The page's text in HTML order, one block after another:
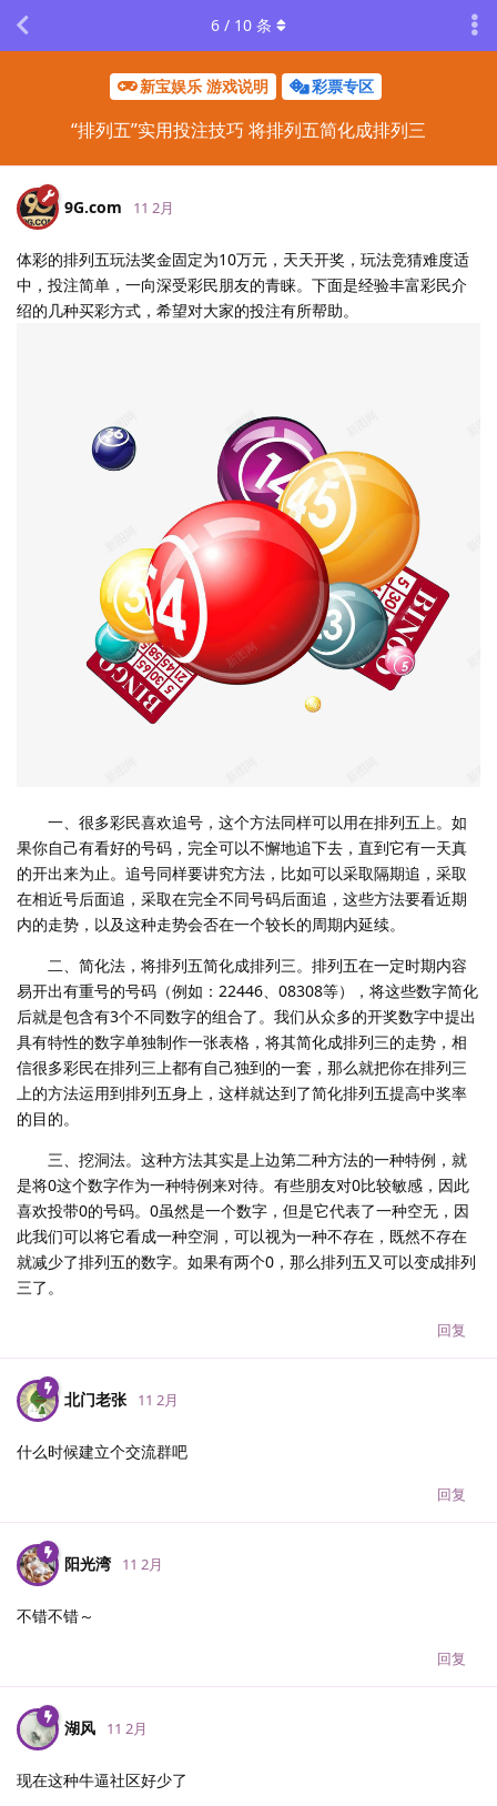
新宝娱乐 游戏说明 彩票专区
“排列五”实用投注技巧 将排列五简化成排列三
6 / 10 条
9G.​com 11 2月
体彩的排列五玩法奖金固定为10万元，天天开奖，玩法竞猜难度适
中，投注简单，一向深受彩民朋友的青睐。下面是经验丰富彩民介
绍的几种买彩方式，希望对大家的投注有所帮助。
一、很多彩民喜欢追号，这个方法同样可以用在排列五上。如
果你自己有看好的号码，完全可以不懈地追下去，直到它有一天真
的开出来为止。追号同样要讲究方法，比如可以采取隔期追，采取
在相近号后面追，采取在完全不同号码后面追，这些方法要看近期
内的走势，以及这种走势会否在一个较长的周期内延续。
二、简化法，将排列五简化成排列三。排列五在一定时期内容
易开出有重号的号码（例如：22446、08308等），将这些数字简化
后就是包含有3个不同数字的组合了。我们从众多的开奖数字中提出
具有特性的数字单独制作一张表格，将其简化成排列三的走势，相
信很多彩民在排列三上都有自己独到的一套，那么就把你在排列三
上的方法运用到排列五身上，这样就达到了简化排列五提高中奖率
的目的。
三、挖洞法。这种方法其实是上边第二种方法的一种特例，就
是将0这个数字作为一种特例来对待。有些朋友对0比较敏感，因此
喜欢投带0的号码。0虽然是一个数字，但是它代表了一种空无，因
此我们可以将它看成一种空洞，可以视为一种不存在，既然不存在
就减少了排列五的数字。如果有两个0，那么排列五又可以变成排列
三了。
回复
北门老张 11 2月
什么时候建立个交流群吧
回复
阳光湾 11 2月
不错不错～
回复
湖风 11 2月
现在这种牛逼社区好少了